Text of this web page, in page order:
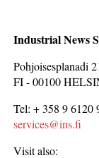
Industrial News
Pohjoisesplanadi
FI - 00100
Tel: + 358 9 6120
services@ins.fi
Visit also: